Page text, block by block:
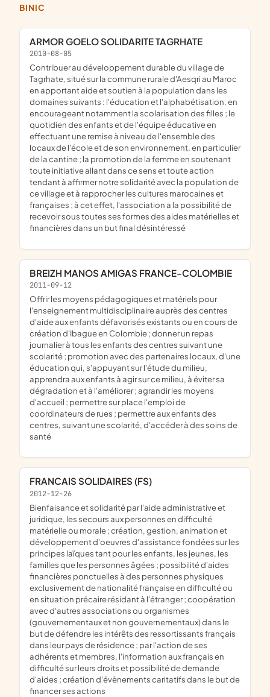
BINIC
ARMOR GOELO SOLIDARITE TAGRHATE
2010-08-05
contribuer au développement durable du village de
Tagrhate, situé sur la commune rurale d'Aesqri au Maroc
en apportant aide et soutien à la population dans les
domaines suivants : l'éducation et l'alphabétisation, en
encourageant notamment la scolarisation des filles ; le
quotidien des enfants et de l'équipe éducative en
effectuant une remise à niveau de l'ensemble des
locaux de l'école et de son environnement, en particulier
de la cantine ; la promotion de la femme en soutenant
toute initiative allant dans ce sens et toute action
tendant à affirmer notre solidarité avec la population de
ce village et à rapprocher les cultures marocaines et
françaises ; à cet effet, l'association a la possibilité de
recevoir sous toutes ses formes des aides matérielles et
financières dans un but final désintéressé
BREIZH MANOS AMIGAS FRANCE-COLOMBIE
2011-09-12
offrir les moyens pédagogiques et matériels pour
l'enseignement multidisciplinaire auprès des centres
d'aide aux enfants défavorisés existants ou en cours de
création d'Ibague en Colombie ; donner un repas
journalier à tous les enfants des centres suivant une
scolarité ; promotion avec des partenaires locaux, d'une
éducation qui, s'appuyant sur l'étude du milieu,
apprendra aux enfants à agir sur ce milieu, à éviter sa
dégradation et à l'améliorer ; agrandir les moyens
d'accueil ; permettre sur place l'emploi de
coordinateurs de rues ; permettre aux enfants des
centres, suivant une scolarité, d'accéder à des soins de
santé
FRANCAIS SOLIDAIRES (FS)
2012-12-26
bienfaisance et solidarité par l'aide administrative et
juridique, les secours aux personnes en difficulté
matérielle ou morale ; création, gestion, animation et
développement d'oeuvres d'assistance fondées sur les
principes laïques tant pour les enfants, les jeunes, les
familles que les personnes âgées ; possibilité d'aides
financières ponctuelles à des personnes physiques
exclusivement de nationalité française en difficulté ou
en situation précaire résidant à l'étranger ; coopération
avec d'autres associations ou organismes
(gouvernementaux et non gouvernementaux) dans le
but de défendre les intérêts des ressortissants français
dans leur pays de résidence ; par l'action de ses
adhérents et membres, l'information aux français en
difficulté sur leurs droits et possibilité de demande
d'aides ; création d'évènements caritatifs dans le but de
financer ses actions